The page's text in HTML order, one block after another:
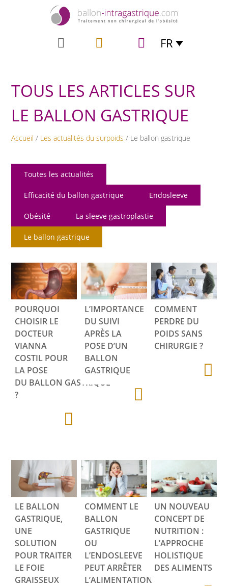
FR
TOUS LES ARTICLES SUR
LE BALLON GASTRIQUE
Accueil / Les actualités du surpoids / Le ballon gastrique
Toutes les actualités
Efficacité du ballon gastrique Endosleeve
Obésité La sleeve gastroplastie
Le ballon gastrique
POURQUOI
CHOISIR LE
DOCTEUR
VIANNA
COSTIL POUR
LA POSE
DU BALLON GASTRIQUE
?
L’IMPORTANCE
DU SUIVI
APRÈS LA
POSE D’UN
BALLON
GASTRIQUE
COMMENT
PERDRE DU
POIDS SANS
CHIRURGIE ?
LE BALLON
GASTRIQUE,
UNE
SOLUTION
POUR TRAITER
LE FOIE
GRAISSEUX
COMMENT LE
BALLON
GASTRIQUE
OU
L’ENDOSLEEVE
PEUT ARRÊTER
L’ALIMENTATION
UN NOUVEAU
CONCEPT DE
NUTRITION :
L’APPROCHE
HOLISTIQUE
DES ALIMENTS